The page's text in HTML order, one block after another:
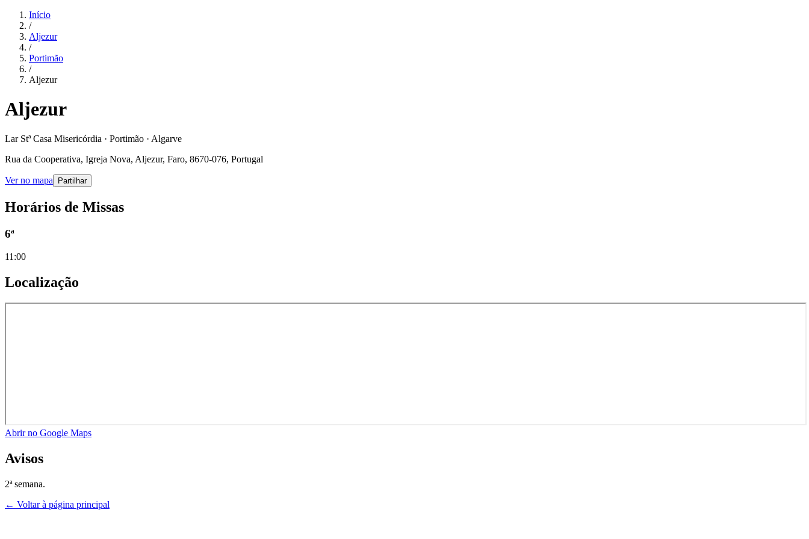
Início
/
Aljezur
/
Portimão
/
Aljezur
Aljezur
Lar Stª Casa Misericórdia · Portimão · Algarve
Rua da Cooperativa, Igreja Nova, Aljezur, Faro, 8670-076, Portugal
Ver no mapa Partilhar
Horários de Missas
6ª
11:00
Localização
Abrir no Google Maps
Avisos
2ª semana.
← Voltar à página principal